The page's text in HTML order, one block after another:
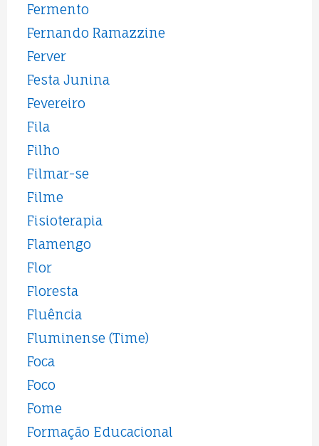
Fermento
Fernando Ramazzine
Ferver
Festa Junina
Fevereiro
Fila
Filho
Filmar-se
Filme
Fisioterapia
Flamengo
Flor
Floresta
Fluência
Fluminense (Time)
Foca
Foco
Fome
Formação Educacional